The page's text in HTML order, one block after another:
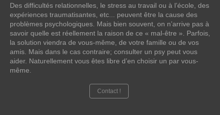
Des difficultés relationnelles, le stress au travail ou à l’école, des
expériences traumatisantes, etc... peuvent être la cause des
problèmes psychologiques. Mais bien souvent, on n’arrive pas à
savoir quelle est réellement la raison de ce « mal-être ». Parfois,
la solution viendra de vous-même, de votre famille ou de vos
amis. Mais dans le cas contraire; consulter un psy peut vous
aider. Naturellement vous êtes libre d’en choisir un par vous-
même.
Contact !